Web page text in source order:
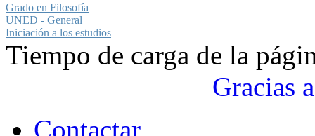
Grado en Filosofía
UNED - General
Iniciación a los estudios
Tiempo de carga de la
Gracias a
Contactar